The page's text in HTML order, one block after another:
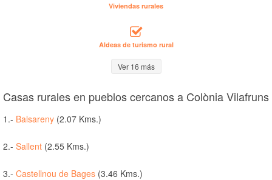
Viviendas rurales
Aldeas de turismo rural
Ver 16 más
Casas rurales en pueblos cercanos a Colònia Vilafruns
1.- Balsareny (2.07 Kms.)
2.- Sallent (2.55 Kms.)
3.- Castellnou de Bages (3.46 Kms.)